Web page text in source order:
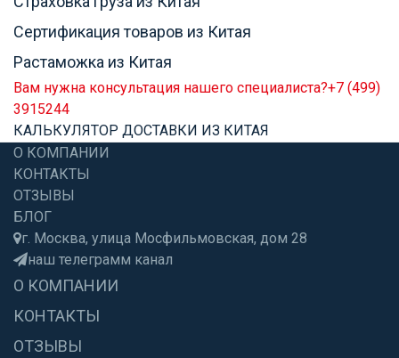
Сертификация товаров из Китая
Растаможка из Китая
Вам нужна консультация нашего специалиста?+7 (499)
3915244
КАЛЬКУЛЯТОР ДОСТАВКИ ИЗ КИТАЯ
О КОМПАНИИ
КОНТАКТЫ
ОТЗЫВЫ
БЛОГ
г. Москва, улица Мосфильмовская, дом 28
наш телеграмм канал
О КОМПАНИИ
КОНТАКТЫ
ОТЗЫВЫ